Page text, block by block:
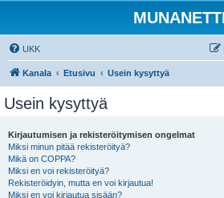
UKK
Kanala Etusivu Usein kysyttyä
Usein kysyttyä
Kirjautumisen ja rekisteröitymisen ongelmat
Miksi minun pitää rekisteröityä?
Mikä on COPPA?
Miksi en voi rekisteröityä?
Rekisteröidyin, mutta en voi kirjautua!
Miksi en voi kirjautua sisään?